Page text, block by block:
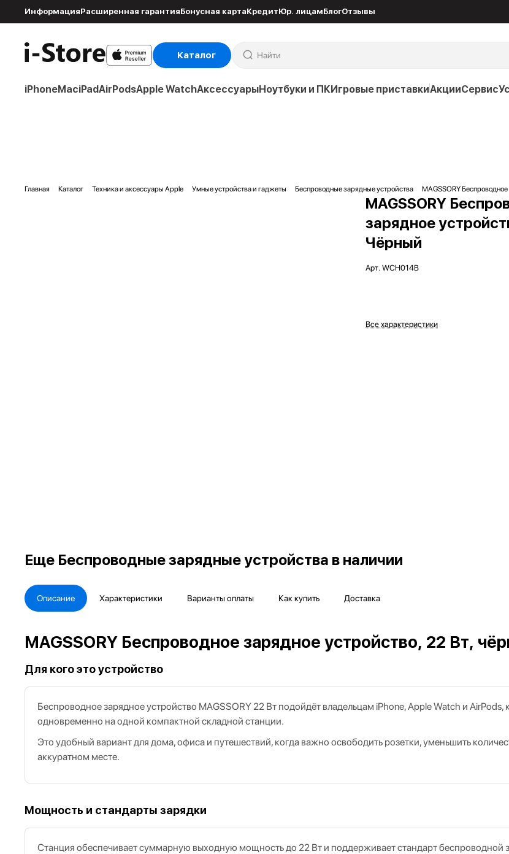
ИнформацияРасширенная гарантияБонусная картаКредитЮр. лицамБлогОтзывы
Каталог
iPhoneMaciPadAirPodsApple WatchАксессуарыНоутбуки и ПКИгровые приставкиАкцииСервис
Главная Каталог Техника и аксессуары Apple Умные устройства и гаджеты Беспроводные зарядные устройства MAGSSORY
MAGSSORY
зарядное
Чёрный
Арт.WCH014B
Все характеристики
Еще Беспроводные зарядные устройства в наличии
Описание Характеристики Варианты оплаты Как купить Доставка
MAGSSORY Беспроводное зарядное устройство, 22 Вт,
Для кого это устройство
Беспроводное зарядное устройство MAGSSORY 22 Вт подойдёт владельцам iPhone, Apple Watch и AirPods,
одновременно на одной компактной складной станции.
Это удобный вариант для дома, офиса и путешествий, когда важно освободить розетки, уменьшить
аккуратном месте.
Мощность и стандарты зарядки
Станция обеспечивает суммарную выходную мощность до 22 Вт и поддерживает стандарт беспроводной